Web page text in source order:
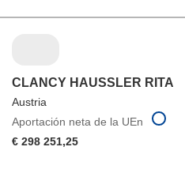
CLANCY HAUSSLER RITA
Austria
Aportación neta de la UEn
€ 298 251,25